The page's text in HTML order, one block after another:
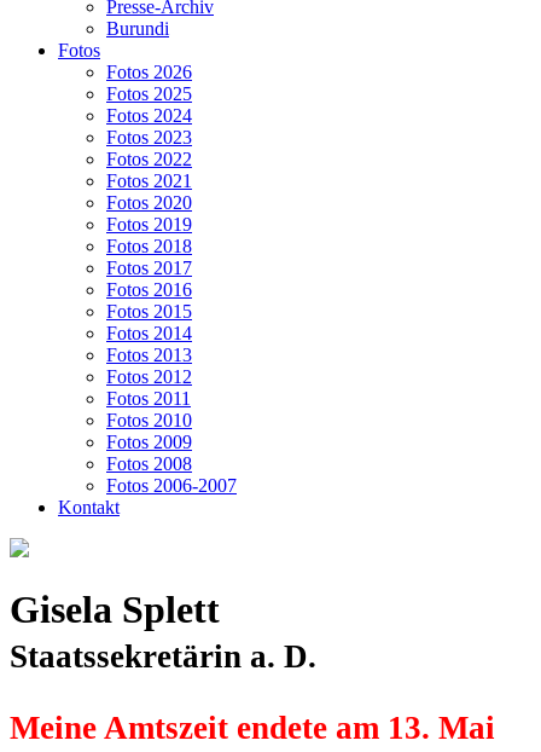
Presse-Archiv
Burundi
Fotos
Fotos 2026
Fotos 2025
Fotos 2024
Fotos 2023
Fotos 2022
Fotos 2021
Fotos 2020
Fotos 2019
Fotos 2018
Fotos 2017
Fotos 2016
Fotos 2015
Fotos 2014
Fotos 2013
Fotos 2012
Fotos 2011
Fotos 2010
Fotos 2009
Fotos 2008
Fotos 2006-2007
Kontakt
Gisela Splett
Staatssekretärin a. D.
Meine Amtszeit endete am 13. Mai